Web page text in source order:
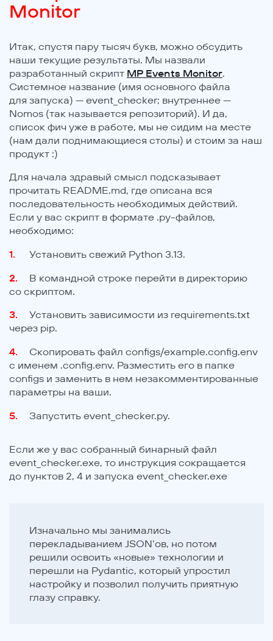
Monitor
Итак, спустя пару тысяч букв, можно обсудить
наши текущие результаты. Мы назвали
разработанный скрипт MP Events Monitor.
Системное название (имя основного файла
для запуска) — event_checker; внутреннее —
Nomos (так называется репозиторий). И да,
список фич уже в работе, мы не сидим на месте
(нам дали поднимающиеся столы) и стоим за наш
продукт :)
Для начала здравый смысл подсказывает
прочитать README.md, где описана вся
последовательность необходимых действий.
Если у вас скрипт в формате .py-файлов,
необходимо:
Установить свежий Python 3.13.
В командной строке перейти в директорию
со скриптом.
Установить зависимости из requirements.txt
через pip.
Скопировать файл configs/example.config.env
с именем .config.env. Разместить его в папке
configs и заменить в нем незакомментированные
параметры на ваши.
Запустить event_checker.py.
Если же у вас собранный бинарный файл
event_checker.exe, то инструкция сокращается
до пунктов 2, 4 и запуска event_checker.exe
Изначально мы занимались
перекладыванием JSON’ов, но потом
решили освоить «новые» технологии и
перешли на Pydantic, который упростил
настройку и позволил получить приятную
глазу справку.